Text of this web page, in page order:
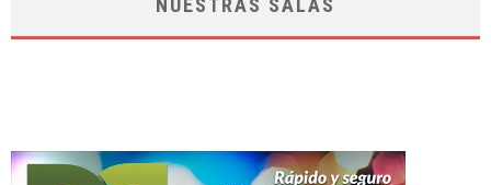
NUESTRAS SALAS